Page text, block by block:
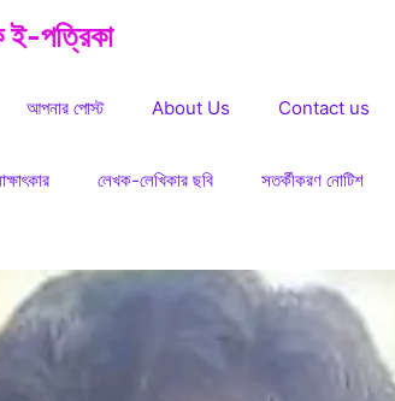
ই-পত্রিকা
আপনার পোস্ট About Us Contact us
লেখক-লেখিকার ছবি সতর্কীকরণ নোটিশ